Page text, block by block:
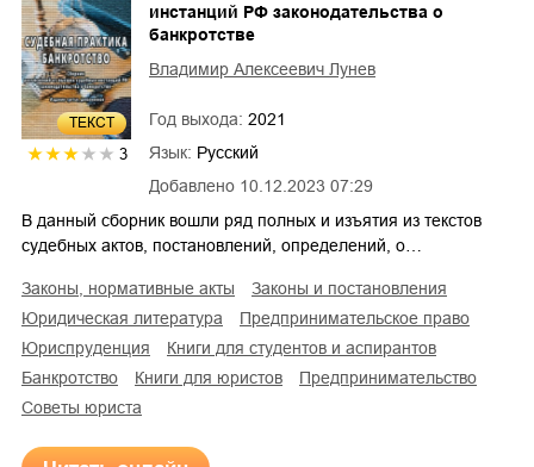
ТЕКСТ
3
Добавлено 10.12.2023 07:29
инстанций РФ законодательства о
банкротстве
Владимир Алексеевич Лунев
Год выхода: 2021
Язык: Русский
В данный сборник вошли ряд полных и изъятия из текстов
судебных актов, постановлений, определений, о…
законы, нормативные акты
законы и постановления
юридическая литература
предпринимательское право
юриспруденция
книги для студентов и аспирантов
банкротство
книги для юристов
предпринимательство
советы юриста